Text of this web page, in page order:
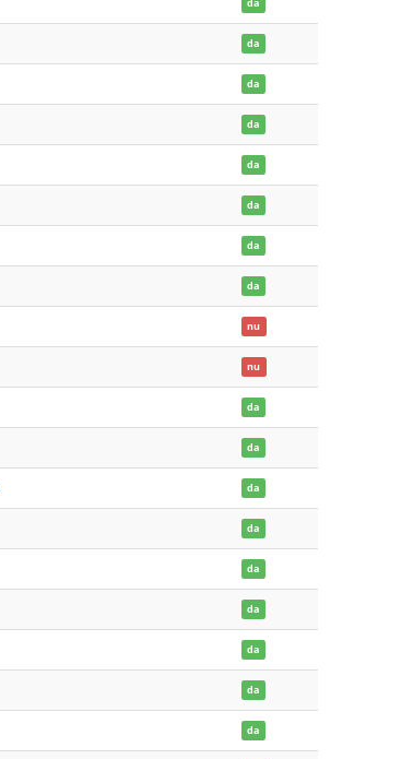
da
da
da
da
da
da
da
nu
nu
da
da
da
da
da
da
da
da
da